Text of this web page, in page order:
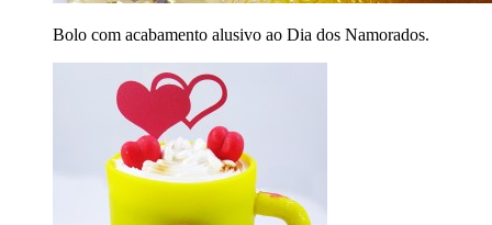
Bolo com acabamento alusivo ao Dia dos Namorados.